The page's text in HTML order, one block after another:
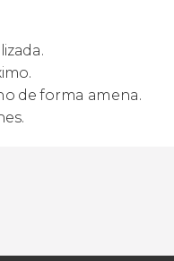
de forma amena.